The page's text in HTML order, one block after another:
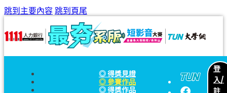
跳到主要內容 跳到頁尾
◎ 得獎見證
◎ 參賽作品
◎ 得獎作品
登
入/